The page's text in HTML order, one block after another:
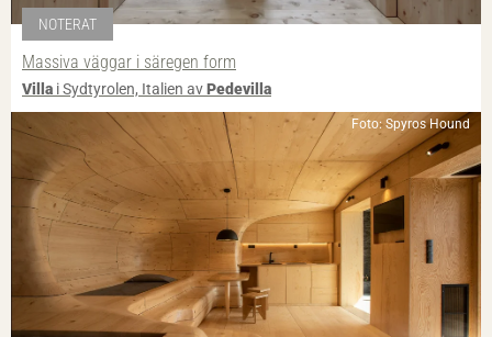
NOTERAT
Massiva väggar i säregen form
Villa i Sydtyrolen, Italien avPedevilla
Foto: Spyros Hound